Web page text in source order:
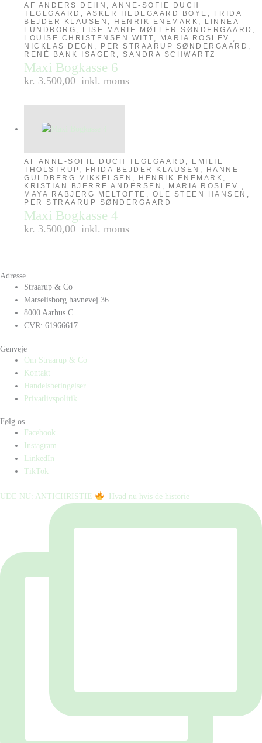
AF ANDERS DEHN, ANNE-SOFIE DUCH
TEGLGAARD, ASKER HEDEGAARD BOYE, FRIDA
BEJDER KLAUSEN, HENRIK ENEMARK, LINNEA
LUNDBORG, LISE MARIE MØLLER SØNDERGAARD,
LOUISE CHRISTENSEN WITT, MARIA ROSLEV ,
NICKLAS DEGN, PER STRAARUP SØNDERGAARD,
RENÉ BANK ISAGER, SANDRA SCHWARTZ
Maxi Bogkasse 6
kr. 3.500,00 inkl. moms
AF ANNE-SOFIE DUCH TEGLGAARD, EMILIE
THOLSTRUP, FRIDA BEJDER KLAUSEN, HANNE
GULDBERG MIKKELSEN, HENRIK ENEMARK,
KRISTIAN BJERRE ANDERSEN, MARIA ROSLEV ,
MAYA RABJERG MELTOFTE, OLE STEEN HANSEN,
PER STRAARUP SØNDERGAARD
Maxi Bogkasse 4
kr. 3.500,00 inkl. moms
Adresse
Straarup & Co
Marselisborg havnevej 36
8000 Aarhus C
CVR: 61966617
Genveje
Om Straarup & Co
Kontakt
Handelsbetingelser
Privatlivspolitik
Følg os
Facebook
Instagram
LinkedIn
TikTok
UDE NU: ANTICHRISTIE ⁠ ⁠ Hvad nu hvis de historie